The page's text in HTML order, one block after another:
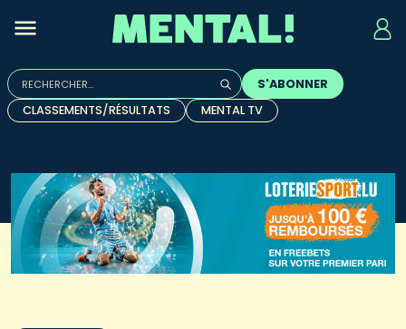
Rechercher :
Quand les résultats de l'auto-complétion sont
S'ABONNER
CLASSEMENTS/RÉSULTATS
MENTAL TV